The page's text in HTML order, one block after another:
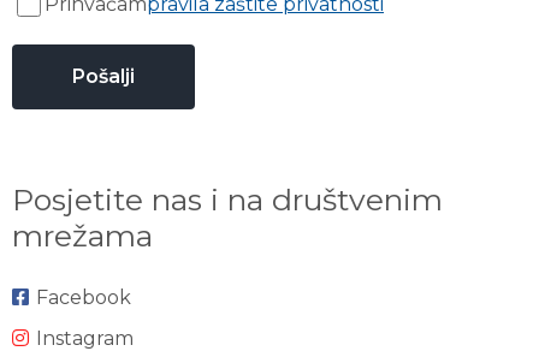
Posjetite nas i na društvenim
mrežama
Facebook
Instagram